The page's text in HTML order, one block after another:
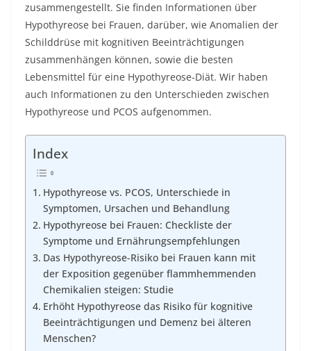
zusammengestellt. Sie finden Informationen über
Hypothyreose bei Frauen, darüber, wie Anomalien der
Schilddrüse mit kognitiven Beeinträchtigungen
zusammenhängen können, sowie die besten
Lebensmittel für eine Hypothyreose-Diät. Wir haben
auch Informationen zu den Unterschieden zwischen
Hypothyreose und PCOS aufgenommen.
Index
Hypothyreose vs. PCOS, Unterschiede in
Symptomen, Ursachen und Behandlung
Hypothyreose bei Frauen: Checkliste der
Symptome und Ernährungsempfehlungen
Das Hypothyreose-Risiko bei Frauen kann mit
der Exposition gegenüber flammhemmenden
Chemikalien steigen: Studie
Erhöht Hypothyreose das Risiko für kognitive
Beeinträchtigungen und Demenz bei älteren
Menschen?